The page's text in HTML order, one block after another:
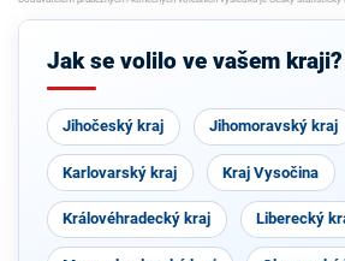
demokrati
cká
Moravy
ý kraj
Jak se volilo ve vašem kraji?
Jihočeský kraj Jihomoravský kraj
Karlovarský kraj Kraj Vysočina
Královéhradecký kraj Liberecký